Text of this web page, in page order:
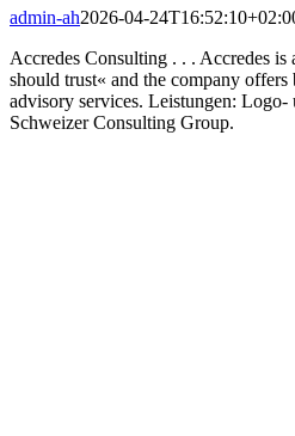
admin-ah2026-04-
Accredes Consulting . . . Accredes is
should trust« and the company offers
advisory services. Leistungen: Logo-
Schweizer Consulting Group.